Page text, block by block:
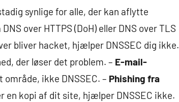
synlige for alle, der kan aflytte
over HTTPS (DoH) eller DNS over TLS
bliver hacket, hjælper DNSSEC dig ikke.
der løser det problem. – E-mail-
område, ikke DNSSEC. – Phishing fra
en kopi af dit site, hjælper DNSSEC ikke.